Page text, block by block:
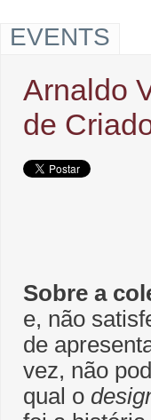
EVENTS
Arnaldo
de
Sobre a
e, não
de
vez, não
qual o